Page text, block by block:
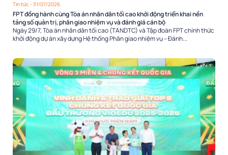
Tin tức - 31/07/2026
FPT đồng hành cùng Tòa án nhân dân tối cao khởi động triển khai nền
tảng số quản trị, phân giao nhiệm vụ và đánh giá cán bộ
Ngày 29/7, Tòa án nhân dân tối cao (TANDTC) và Tập đoàn FPT chính thức
khởi động dự án xây dựng Hệ thống Phân giao nhiệm vụ – Đánh...